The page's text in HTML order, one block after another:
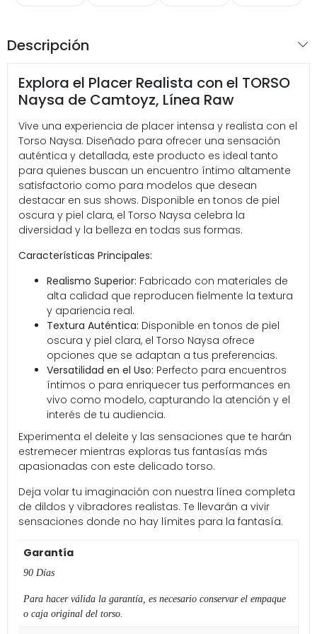
Descripción
Explora el Placer Realista con el TORSO
Naysa de Camtoyz, Línea Raw
Vive una experiencia de placer intensa y realista con el
Torso Naysa. Diseñado para ofrecer una sensación
auténtica y detallada, este producto es ideal tanto
para quienes buscan un encuentro íntimo altamente
satisfactorio como para modelos que desean
destacar en sus shows. Disponible en tonos de piel
oscura y piel clara, el Torso Naysa celebra la
diversidad y la belleza en todas sus formas.
Características Principales:
Realismo Superior: Fabricado con materiales de
alta calidad que reproducen fielmente la textura
y apariencia real.
Textura Auténtica: Disponible en tonos de piel
oscura y piel clara, el Torso Naysa ofrece
opciones que se adaptan a tus preferencias.
Versatilidad en el Uso: Perfecto para encuentros
íntimos o para enriquecer tus performances en
vivo como modelo, capturando la atención y el
interés de tu audiencia.
Experimenta el deleite y las sensaciones que te harán
estremecer mientras exploras tus fantasías más
apasionadas con este delicado torso.
Deja volar tu imaginación con nuestra línea completa
de dildos y vibradores realistas. Te llevarán a vivir
sensaciones donde no hay límites para la fantasía.
Garantía
90 Días
Para hacer válida la garantía, es necesario conservar el empaque
o caja original del torso.